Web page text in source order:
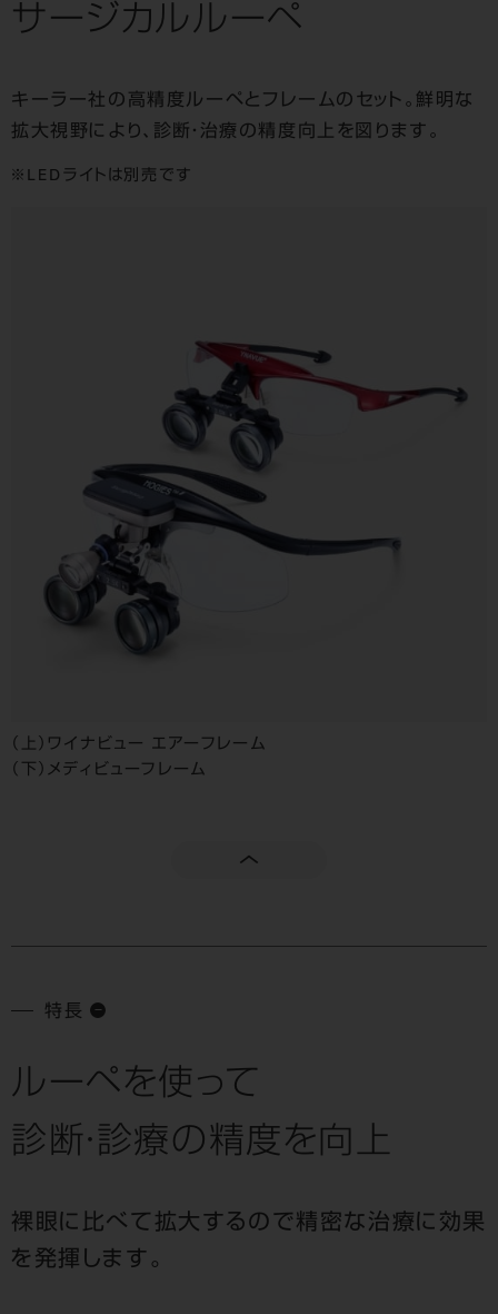
サージカルルーペ
キーラー社の高精度ルーペとフレームのセット。 鮮明な
拡大視野により、診断・治療の精度向上を図ります。
LEDライトは別売です
（上）ワイナビュー エアーフレーム
（下）メディビューフレーム
特長
ルーペを使って
診断・診療の精度を向上
裸眼に比べて拡大するので精密な治療に効果
を発揮します。